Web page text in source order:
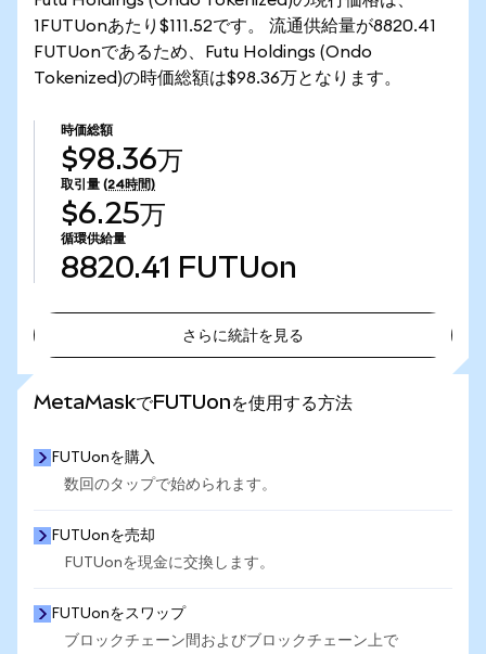
1FUTUonあたり$111.52です。 流通供給量が8820.41
FUTUonであるため、Futu Holdings (Ondo
Tokenized)の時価総額は$98.36万となります。
時価総額
$98.36万
取引量 (24時間)
$6.25万
循環供給量
8820.41 FUTUon
さらに統計を見る
MetaMaskでFUTUonを使用する方法
FUTUonを購入
数回のタップで始められます。
FUTUonを売却
FUTUonを現金に交換します。
FUTUonをスワップ
ブロックチェーン間およびブロックチェーン上で